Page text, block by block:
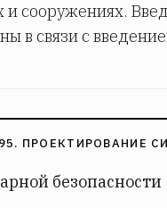
и сооружениях.
в связи с
ПРОЕКТИРОВАНИЕ
безопасности